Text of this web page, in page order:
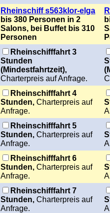
Rheinschiff s563klor-elga
bis 380 Personen in 2
Salons, bei Buffet bis 310
Personen
Rheinschifffahrt 3
Stunden
(Mindestfahrtzeit),
Charterpreis auf Anfrage.
Rheinschifffahrt 4
Stunden, Charterpreis auf
Anfrage.
Rheinschifffahrt 5
Stunden, Charterpreis auf
Anfrage.
Rheinschifffahrt 6
Stunden, Charterpreis auf
Anfrage.
Rheinschifffahrt 7
Stunden, Charterpreis auf
Anfrage.